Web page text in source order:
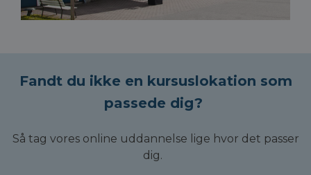
Fandt du ikke en kursuslokation som
passede dig?
Så tag vores online uddannelse lige hvor det passer
dig.